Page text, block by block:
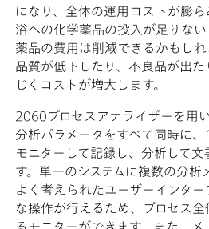
になり、全体の運用コストが膨ら
浴への化学薬品の投入が足りな
薬品の費用は削減できるかもし
品質が低下したり、不良品が出
じくコストが増大します。
2060プロセスアナライザーを用
分析パラメータをすべて同時に
モニターして記録し、分析して文
す。単一のシステムに複数の分析
よく考えられたユーザーインタ
な操作が行えるため、プロセス
るモニターができます。また、